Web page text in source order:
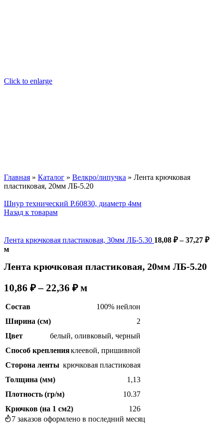
Click to enlarge
Главная » Каталог » Велкро/липучка » Лента крючковая
пластиковая, 20мм ЛБ-5.20
Шнур технический Р.60830, диаметр 4мм
Назад к товарам
Лента крючковая пластиковая, 30мм ЛБ-5.30 18,08 ₽ – 37,27 ₽
м
Лента крючковая пластиковая, 20мм ЛБ-5.20
10,86 ₽ – 22,36 ₽Диапазон
10,86 ₽
22,36 ₽
м
Состав
100% нейлон
Ширина (см)
2
Цвет
белый, оливковый, черный
Способ крепленияклеевой, пришивной
Сторона ленты крючковая пластиковая
Толщина (мм)
1,13
Плотность (гр/м)
10.37
Крючков (на 1 см2)
126
7 заказов оформлено в последний месяц